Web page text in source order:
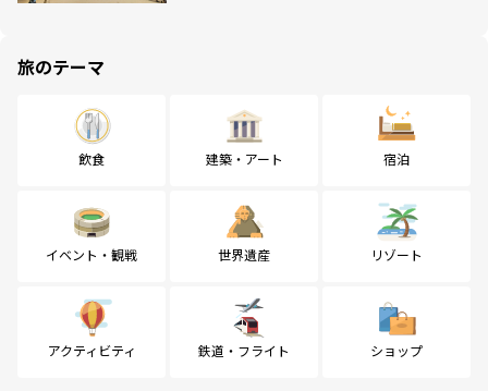
旅のテーマ
飲食 建築・アート 宿泊
イベント・観戦 世界遺産 リゾート
アクティビティ 鉄道・フライト ショップ